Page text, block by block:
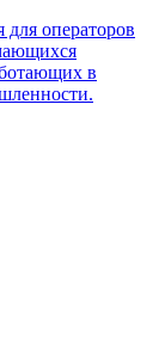
для операторов
в